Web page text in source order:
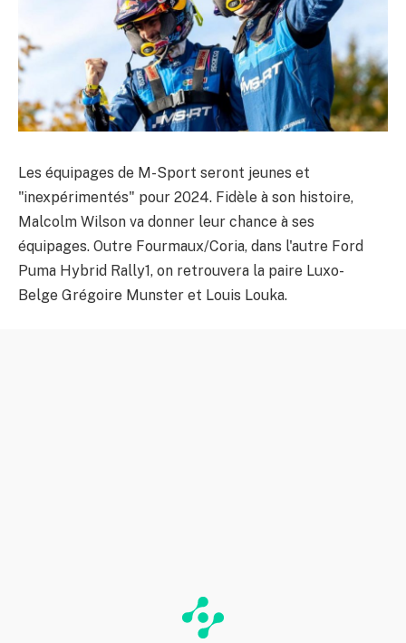
Les équipages de M-Sport seront jeunes et
"inexpérimentés" pour 2024. Fidèle à son histoire,
Malcolm Wilson va donner leur chance à ses
équipages. Outre Fourmaux/Coria, dans l'autre Ford
Puma Hybrid Rally1, on retrouvera la paire Luxo-
Belge Grégoire Munster et Louis Louka.